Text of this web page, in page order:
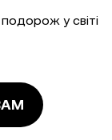
у світі